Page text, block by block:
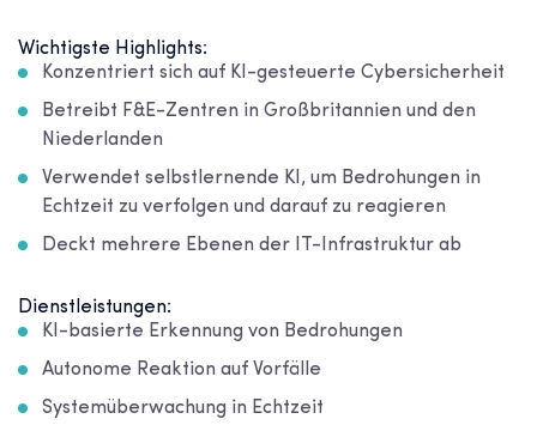
Wichtigste Highlights:
Konzentriert sich auf KI-gesteuerte Cybersicherheit
Betreibt F&E-Zentren in Großbritannien und den
Niederlanden
Verwendet selbstlernende KI, um Bedrohungen in
Echtzeit zu verfolgen und darauf zu reagieren
Deckt mehrere Ebenen der IT-Infrastruktur ab
Dienstleistungen:
KI-basierte Erkennung von Bedrohungen
Autonome Reaktion auf Vorfälle
Systemüberwachung in Echtzeit